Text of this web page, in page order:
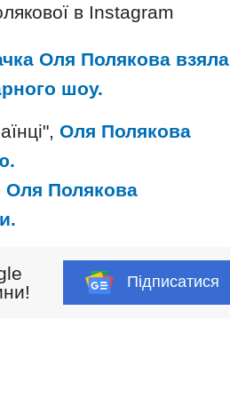
в Instagram
Оля Полякова взяла
шоу.
Оля Полякова
Оля Полякова
Підписатися